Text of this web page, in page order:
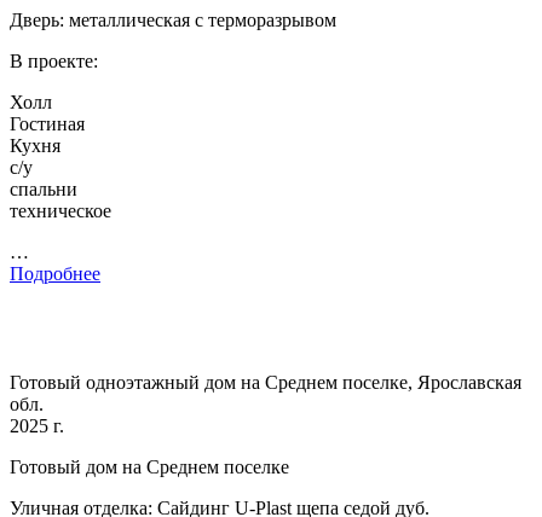
Дверь: металлическая с терморазрывом
В проекте:
Холл
Гостиная
Кухня
с/у
спальни
техническое
…
Подробнее
Готовый одноэтажный дом на Среднем поселке, Ярославская
обл.
2025 г.
Готовый дом на Среднем поселке
Уличная отделка: Сайдинг U-Plast щепа седой дуб.